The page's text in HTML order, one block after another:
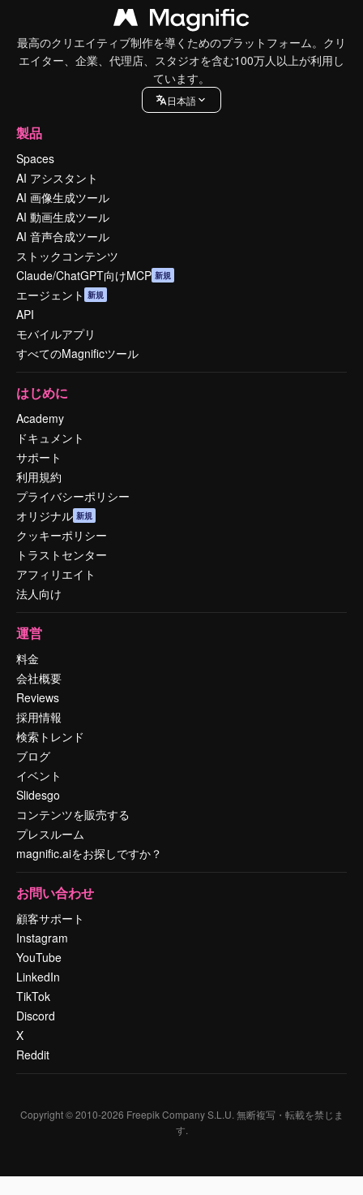
最高のクリエイティブ制作を導くためのプラットフォーム。クリ
エイター、企業、代理店、スタジオを含む100万人以上が利用し
ています。
日本語
製品
Spaces
AI アシスタント
AI 画像生成ツール
AI 動画生成ツール
AI 音声合成ツール
ストックコンテンツ
Claude/ChatGPT向けMCP 新規
エージェント 新規
API
モバイルアプリ
すべてのMagnificツール
はじめに
Academy
ドキュメント
サポート
利用規約
プライバシーポリシー
オリジナル 新規
クッキーポリシー
トラストセンター
アフィリエイト
法人向け
運営
料金
会社概要
Reviews
採用情報
検索トレンド
ブログ
イベント
Slidesgo
コンテンツを販売する
プレスルーム
magnific.aiをお探しですか？
お問い合わせ
顧客サポート
Instagram
YouTube
LinkedIn
TikTok
Discord
X
Reddit
Copyright © 2010-2026 Freepik Company S.L.U. 無断複写・転載を禁じま
す.